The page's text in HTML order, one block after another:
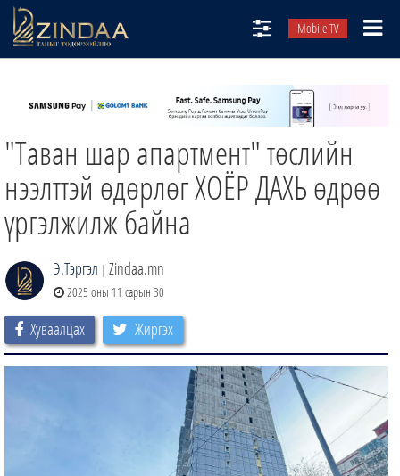
Mobile TV
ТВ8
ӨГЛӨӨНИЙ СОНИН
АУДИО ЗОХИОЛ
"Таван шар апартмент" төслийн
нээлттэй өдөрлөг ХОЁР ДАХЬ өдрөө
үргэлжилж байна
Э.Тэргэл | Zindaa.mn
2025 оны 11 сарын 30
Хуваалцах Жиргэх